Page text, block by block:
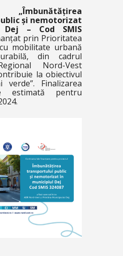
„Îmbunătățirea
și nemotorizat
– Cod SMIS
prin Prioritatea
mobilitate urbană
din cadrul
Nord-Vest
la obiectivul
verde”. Finalizarea
estimată pentru